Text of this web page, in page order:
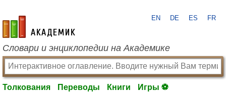
academic.ru
EN DE ES FR
Словари и энциклопедии на Академике
Толкования Переводы Книги Игры ⚽